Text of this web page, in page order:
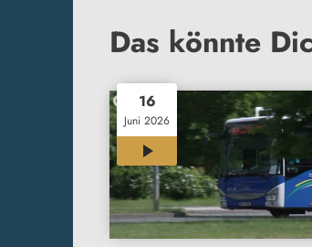
Das könnte
16
Juni 2026
03:32